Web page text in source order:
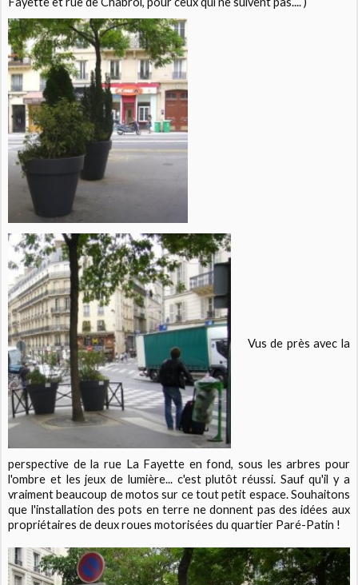
Vus de près avec la
perspective de la rue La Fayette en fond, sous les arbres pour
l'ombre et les jeux de lumière... c'est plutôt réussi. Sauf qu'il y a
vraiment beaucoup de motos sur ce tout petit espace. Souhaitons
que l'installation des pots en terre ne donnent pas des idées aux
propriétaires de deux roues motorisées du quartier Paré-Patin !